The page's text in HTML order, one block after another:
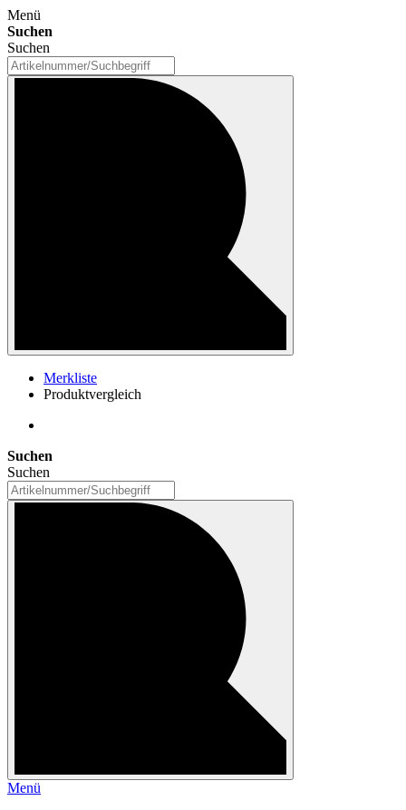
Menü
Suchen
Suchen
Merkliste
Produktvergleich
Suchen
Suchen
Menü